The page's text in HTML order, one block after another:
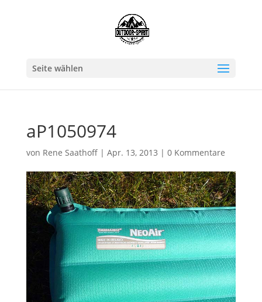
Seite wählen
aP1050974
von Rene Saathoff| Apr. 13, 2013 | 0 Kommentare